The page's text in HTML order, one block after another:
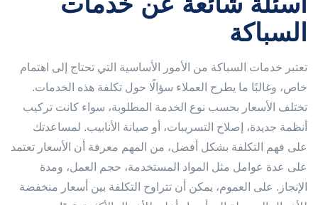
السباكة
تعتبر خدمات السباكة من الأمور الأساسية التي تحتاج إلى اهتمام
خاص، وغالبًا ما يطرح العملاء سؤالًا حول تكلفة هذه الخدمات.
تختلف الأسعار بحسب نوع الخدمة المطلوبة، سواء كانت تركيب
أنظمة جديدة، إصلاح التسريبات، أو صيانة الأنابيب. لمساعدتك
على فهم التكلفة بشكل أفضل، من المهم معرفة أن الأسعار تعتمد
على عدة عوامل مثل المواد المستخدمة، حجم العمل، ومدة
الإنجاز. على العموم، يمكن أن تتراوح التكلفة بين أسعار منخفضة